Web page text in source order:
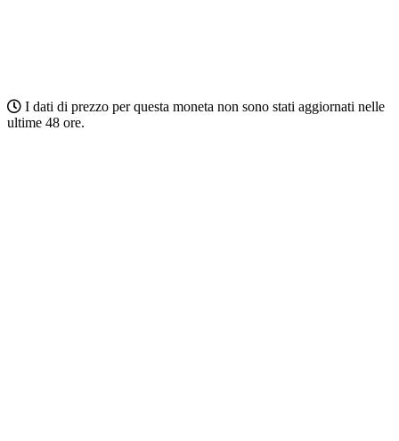
I dati di prezzo per questa moneta non sono stati aggiornati nelle
ultime 48 ore.